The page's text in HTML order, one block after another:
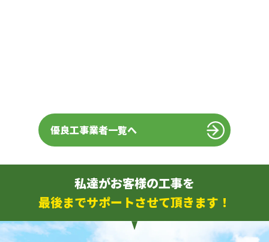
優良工事業者一覧へ
私達がお客様の工事を
最後までサポートさせて頂きます！